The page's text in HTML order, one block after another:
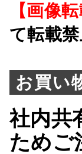
【画像
て転載禁
お買
社内共
ためご